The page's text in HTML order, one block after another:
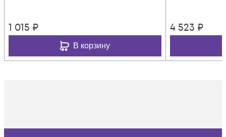
1 015 ₽
В корзину
4 523 ₽